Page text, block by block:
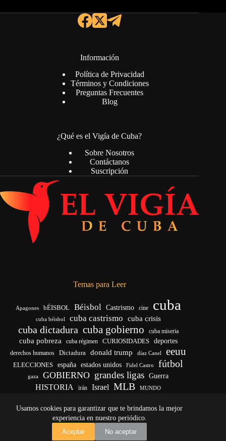
Usamos cookies para garantizar que te brindamos la mejor
experiencia en nuestro periódico.
Aceptar
No aceptar
Información
Política de Privacidad
Términos y Condiciones
Preguntas Frecuentes
Blog
¿Qué es el Vigía de Cuba?
Sobre Nosotros
Contáctanos
Suscripción
Temas para Leer
Apagones bÉISBOL Béisbol Castrismo cine cuba
cuba béisbol cuba castrismo cuba crisis
cuba dictadura cuba gobierno cuba miseria
cuba pobreza cuba régimen CURIOSIDADES deportes
derechos humanos Dictadura donald trump díaz Canel eeuu
ELECCIONES españa estados unidos Fidel Castro fútbol
gaza GOBIERNO grandes ligas Guerra
HISTORIA irán Israel MLB MUNDO
Rusia
régimen cubano Trump Ucrania venezuela vida yankees
Copyright © 2026 - El Vigía de Cuba
Desarrollo, mantenimiento web y SEO por